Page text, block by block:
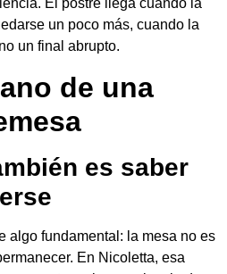
El postre llega cuando la
un poco más, cuando la
un final abrupto.
de una
es saber
algo fundamental: la mesa no es
En Nicoletta, esa